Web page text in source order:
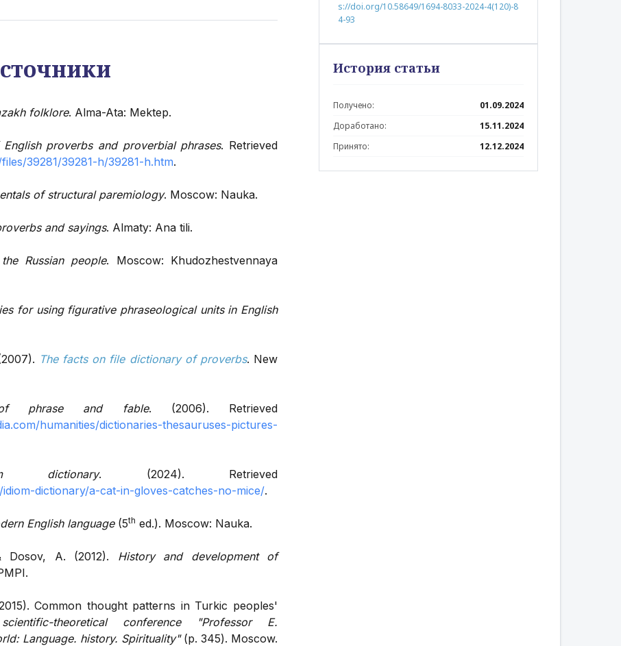
folklore. Alma-Ata: Mektep.
proverbs and proverbial phrases. Retrieved
39281/39281-h/39281-h.htm.
of structural paremiology. Moscow: Nauka.
and sayings. Almaty: Ana tili.
Russian people. Moscow: Khudozhestvennaya
for using figurative phraseological units in English
The facts on file dictionary of proverbs. New
phrase and fable. (2006). Retrieved
humanities/dictionaries-thesauruses-pictures-
dictionary. (2024). Retrieved
dictionary/a-cat-in-gloves-catches-no-mice/.
English language(5th ed.). Moscow: Nauka.
Dosov, A. (2012). History and development of
Common thought patterns in Turkic peoples'
theoretical conference "Professor E.
Language. history. Spirituality" (p. 345). Moscow.
s://doi.org/10.58649/1694-8033-2024-4(120)-8
4-93
История статьи
Получено:
01.09.2024
Доработано:
15.11.2024
Принято:
12.12.2024